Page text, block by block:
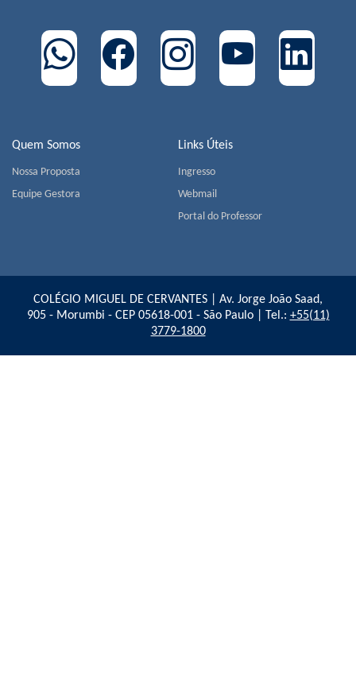
Quem Somos
Nossa Proposta
Equipe Gestora
Links Úteis
Ingresso
Webmail
Portal do Professor
COLÉGIO MIGUEL DE CERVANTES | Av. Jorge João Saad,
905 - Morumbi - CEP 05618-001 - São Paulo | Tel.: +55(11)
3779-1800